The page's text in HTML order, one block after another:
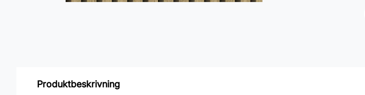
Produktbeskrivning